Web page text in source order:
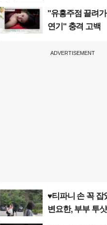
"유흥주점 끌려
연기" 충격 고백
ADVERTISEMENT
♥티파니 손 꼭
변요한, 부부 투